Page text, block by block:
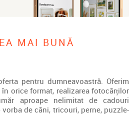
MAI BUNĂ
pentru dumneavoastră. Oferim
orice format, realizarea fotocărților
aproape nelimitat de cadouri
de căni, tricouri, perne, puzzle-